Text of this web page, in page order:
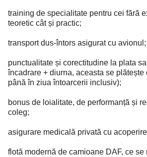
training de specialitate pentru cei fără
teoretic cât și practic;
transport dus-întors asigurat cu avionul;
punctualitate și corectitudine la plata
încadrare + diurna, aceasta se
până în ziua întoarcerii inclusiv);
bonus de loialitate, de performanță și
coleg;
asigurare medicală privată cu
flotă modernă de camioane DAF, ce se